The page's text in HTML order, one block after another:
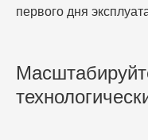
первого дня